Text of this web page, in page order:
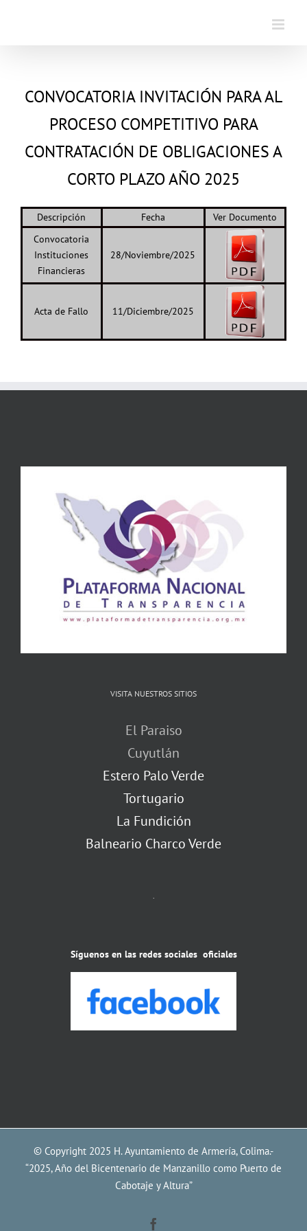
CONVOCATORIA INVITACIÓN PARA AL
PROCESO COMPETITIVO PARA
CONTRATACIÓN DE OBLIGACIONES A
CORTO PLAZO AÑO 2025
Descripción Fecha
Ver Documento
Convocatoria
Instituciones
Financieras
28/Noviembre/2025
Acta de Fallo 11/Diciembre/2025
VISITA NUESTROS SITIOS
El Paraiso
Cuyutlán
Estero Palo Verde
Tortugario
La Fundición
Balneario Charco Verde
Síguenos en las redes sociales oficiales
© Copyright 2025 H. Ayuntamiento de Armería, Colima.-
“2025, Año del Bicentenario de Manzanillo como Puerto de
Cabotaje y Altura”